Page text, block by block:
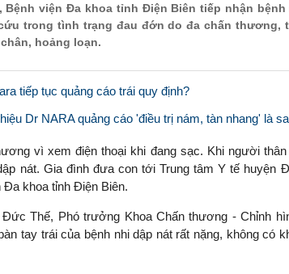
Bệnh viện Đa khoa tỉnh Điện Biên tiếp nhận
trong tình trạng đau đớn do đa chấn thương,
hoảng loạn.
tiếp tục quảng cáo trái quy định?
Dr NARA quảng cáo 'điều trị nám, tàn nhang' là
vì xem điện thoại khi đang sạc. Khi người
nát. Gia đình đưa con tới Trung tâm Y tế huyện
Đa khoa tỉnh Điện Biên.
Thế, Phó trưởng Khoa Chấn thương - Chỉnh
tay trái của bệnh nhi dập nát rất nặng, không có